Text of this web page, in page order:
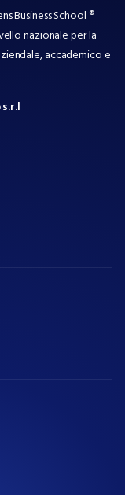
Business School ®
nazionale per la
accademico e